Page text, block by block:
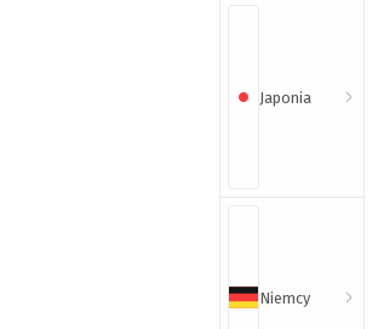
Japonia
Niemcy